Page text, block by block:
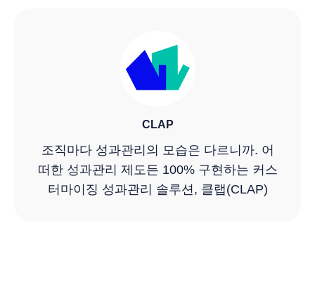
CLAP
조직마다 성과관리의 모습은 다르니까. 어
떠한 성과관리 제도든 100% 구현하는 커스
터마이징 성과관리 솔루션, 클랩(CLAP)